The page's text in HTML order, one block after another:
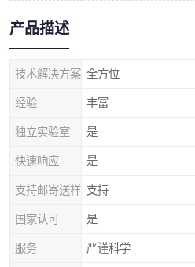
产品描述
技术解决方案 全方位
经验 丰富
独立实验室 是
快速响应 是
支持邮寄送样 支持
国家认可 是
服务 严谨科学